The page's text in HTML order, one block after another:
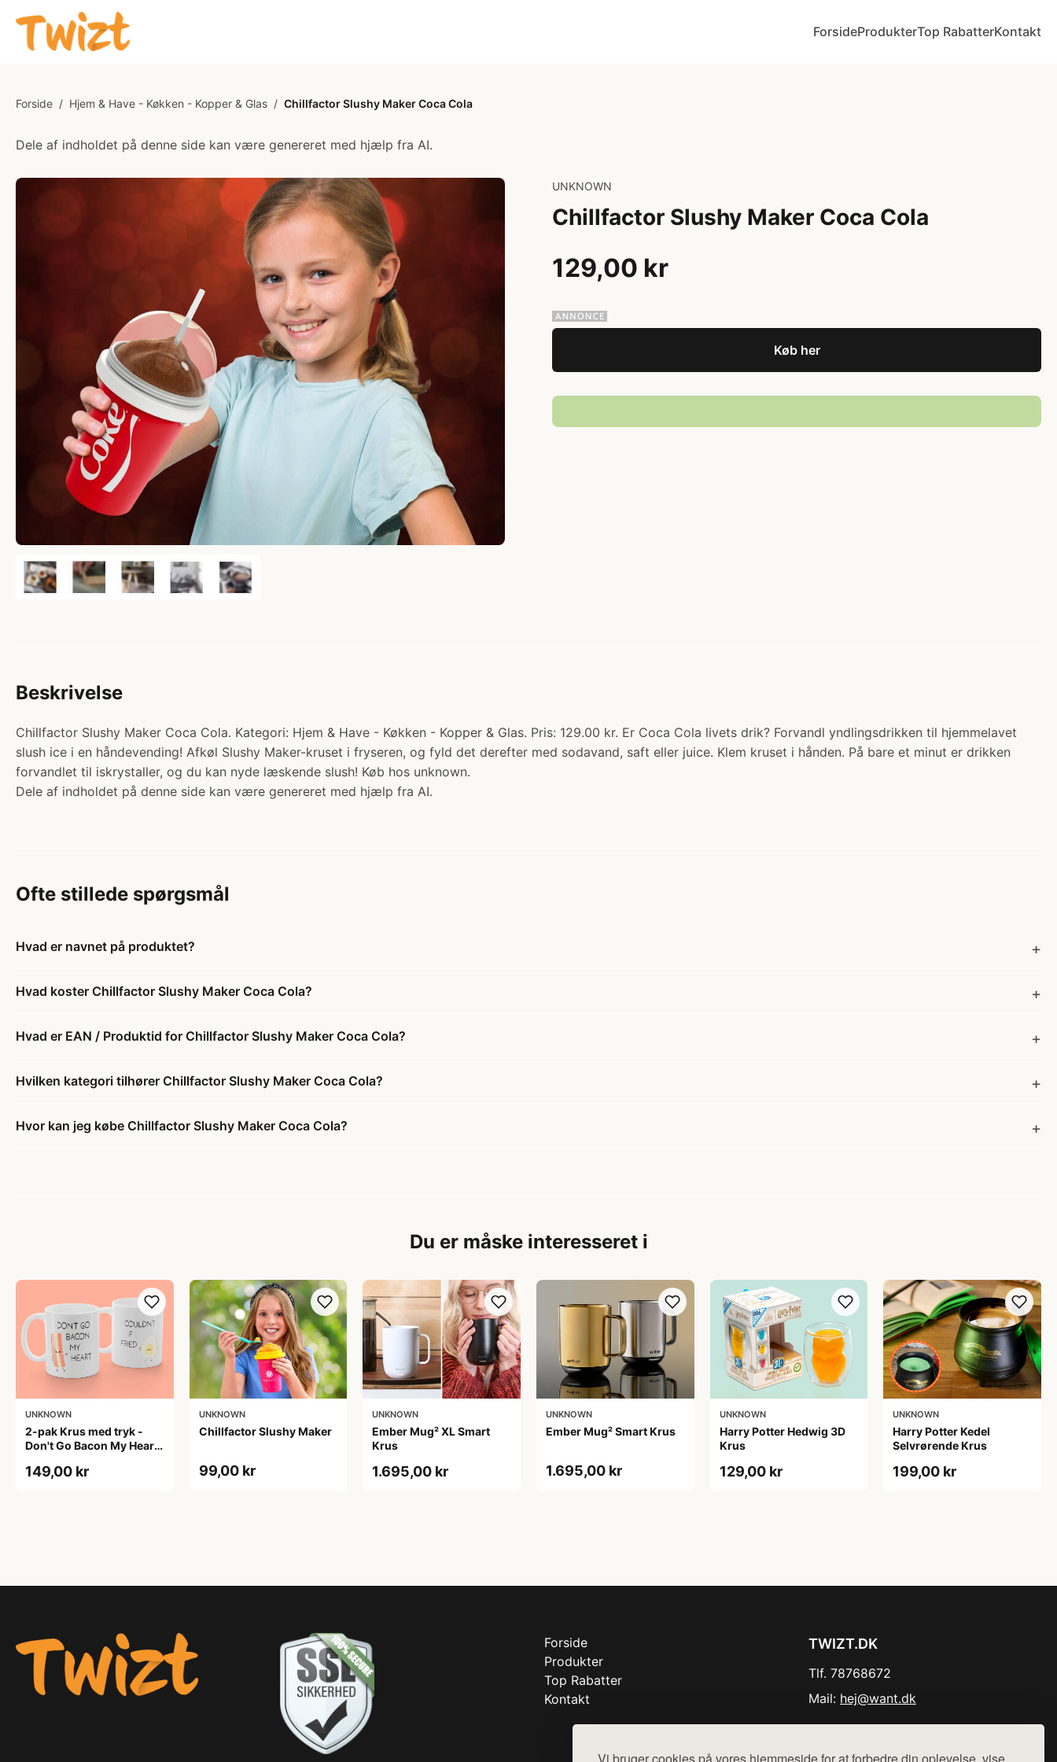
ForsideProdukterTop RabatterKontakt
Forside / Hjem & Have - Køkken - Kopper & Glas / Chillfactor Slushy Maker Coca Cola
Dele af indholdet på denne side kan være genereret med hjælp fra AI.
UNKNOWN
Chillfactor Slushy Maker Coca Cola
129,00 kr
Køb her
Beskrivelse
Chillfactor Slushy Maker Coca Cola. Kategori: Hjem & Have - Køkken - Kopper & Glas. Pris: 129.00 kr. Er Coca Cola livets drik? Forvandl yndlingsdrikken til hjemmelavet
slush ice i en håndevending! Afkøl Slushy Maker-kruset i fryseren, og fyld det derefter med sodavand, saft eller juice. Klem kruset i hånden. På bare et minut er drikken
forvandlet til iskrystaller, og du kan nyde læskende slush! Køb hos unknown.
Dele af indholdet på denne side kan være genereret med hjælp fra AI.
Ofte stillede spørgsmål
Hvad er navnet på produktet?
Hvad koster Chillfactor Slushy Maker Coca Cola?
Hvad er EAN / Produktid for Chillfactor Slushy Maker Coca Cola?
Hvilken kategori tilhører Chillfactor Slushy Maker Coca Cola?
Hvor kan jeg købe Chillfactor Slushy Maker Coca Cola?
Du er måske interesseret i
UNKNOWN
2-pak Krus med tryk -
Don't Go Bacon My Heart.
149,00 kr
UNKNOWN
Chillfactor Slushy Maker
99,00 kr
UNKNOWN
Ember Mug² XL Smart
Krus
1.695,00 kr
UNKNOWN
Ember Mug² Smart Krus
1.695,00 kr
UNKNOWN
Harry Potter Hedwig 3D
Krus
129,00 kr
UNKNOWN
Harry Potter Kedel
Selvrørende Krus
199,00 kr
Forside
Produkter
Top Rabatter
Kontakt
TWIZT.DK
Tlf. 78768672
Mail: hej@want.dk